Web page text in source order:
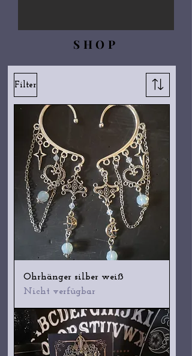
SHOP
Filter
Ohrhänger silber weiß
Nicht verfügbar